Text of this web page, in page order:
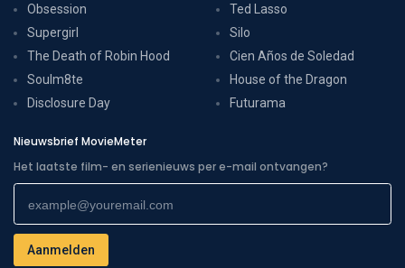
Obsession
Supergirl
The Death of Robin Hood
Soulm8te
Disclosure Day
Ted Lasso
Silo
Cien Años de Soledad
House of the Dragon
Futurama
Nieuwsbrief MovieMeter
Het laatste film- en serienieuws per e-mail ontvangen?